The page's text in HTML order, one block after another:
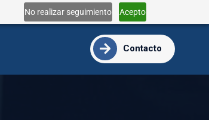
No realizar seguimiento Acepto
Lun - Vie 9:00 - 18:00 info@ide.edu.ec
Contacto